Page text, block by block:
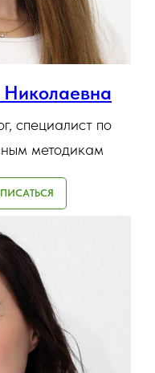
специалист по
методикам